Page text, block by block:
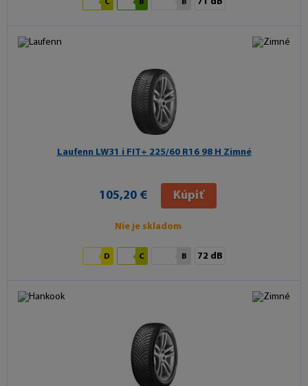
C B B
Laufenn LW31 i FIT+ 225/60 R16 98 H Zimné
105,20 € Kúpiť
Nie je skladom
D C B 72 dB